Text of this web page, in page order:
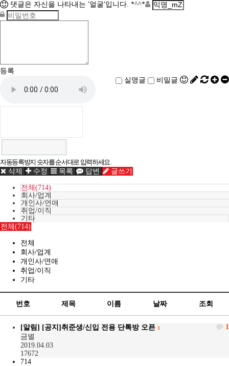
댓글은 자신을 나타내는 '얼굴'입니다. *^^*
등록
실명글
비밀글
자동등록방지 숫자를 순서대로 입력하세요.
삭제
수정 목록 답변 글쓰기
전체(714)
회사/업계
개인사/연애
취업/이직
기타
전체(714)
전체
회사/업계
개인사/연애
취업/이직
기타
번호 제목 이름 날짜 조회
1
[알림] [공지]취준생/신입 전용 단톡방 오픈 1
금별
2019.04.03
17672
714